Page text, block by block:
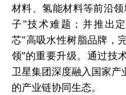
材料、氢能材料等前沿
子"技术难题；并推出
芯"高吸水性树脂品牌，
领”的重要升级。通过技
卫星集团深度融入国家
的产业链协同生态。